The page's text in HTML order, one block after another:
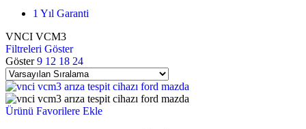
1 Yıl Garanti
VNCI VCM3
Filtreleri Göster
Göster9 12 18 24
Ürünü Favorilere Ekle